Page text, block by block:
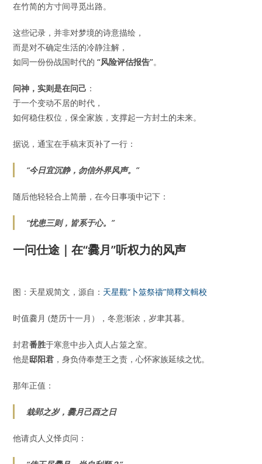
在竹简的方寸间寻觅出路。
这些记录，并非对梦境的诗意描绘，
而是对不确定生活的冷静注解，
如同一份份战国时代的“风险评估报告”。
问神，实则是在问己 ：
于一个变动不居的时代，
如何稳住权位，保全家族，支撑起一方封土的未来。
据说，通宝在手稿末页补了一行：
“今日宜沉静，勿信外界风声。”
随后他轻轻合上简册，在今日事项中记下：
“忧患三则， 皆系于心。 ”
一问仕途｜在“爨月”听权力的风声
图：天星观简文，源自： 天星觀“卜筮祭禱”簡釋文輯校
时值爨月 (楚历十一月），冬意渐浓，岁聿其暮。
封君番胜于寒意中步入贞人占筮之室。
他是邸阳君 ，身负侍奉楚王之责，心怀家族延续之忧。
那年正值：
栽郢之岁，爨月己酉之日
他请贞人义怿贞问：